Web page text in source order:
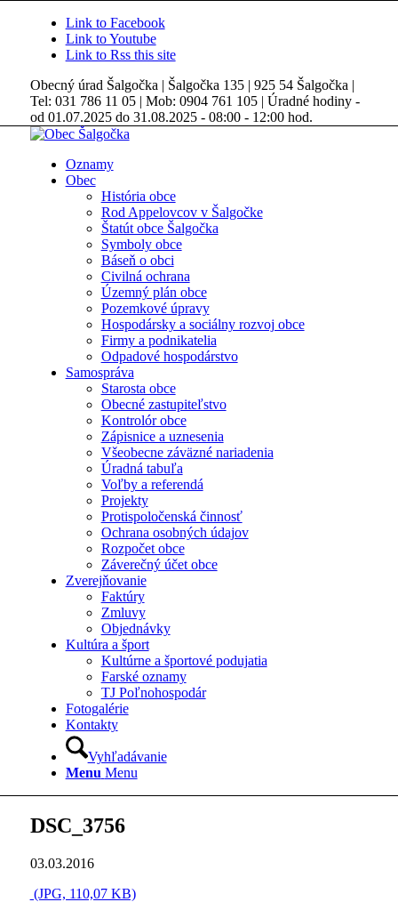
Link to Facebook
Link to Youtube
Link to Rss this site
Obecný úrad Šalgočka | Šalgočka 135 | 925 54 Šalgočka |
Tel: 031 786 11 05 | Mob: 0904 761 105 | Úradné hodiny -
od 01.07.2025 do 31.08.2025 - 08:00 - 12:00 hod.
Oznamy
Obec
História obce
Rod Appelovcov v Šalgočke
Štatút obce Šalgočka
Symboly obce
Báseň o obci
Civilná ochrana
Územný plán obce
Pozemkové úpravy
Hospodársky a sociálny rozvoj obce
Firmy a podnikatelia
Odpadové hospodárstvo
Samospráva
Starosta obce
Obecné zastupiteľstvo
Kontrolór obce
Zápisnice a uznesenia
Všeobecne záväzné nariadenia
Úradná tabuľa
Voľby a referendá
Projekty
Protispoločenská činnosť
Ochrana osobných údajov
Rozpočet obce
Záverečný účet obce
Zverejňovanie
Faktúry
Zmluvy
Objednávky
Kultúra a šport
Kultúrne a športové podujatia
Farské oznamy
TJ Poľnohospodár
Fotogalérie
Kontakty
Vyhľadávanie
Menu Menu
DSC_3756
03.03.2016
(JPG, 110,07 KB)